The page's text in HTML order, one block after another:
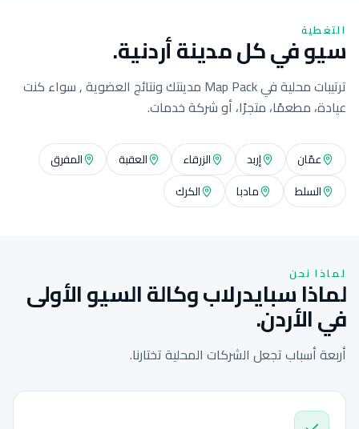
التغطية
سيو في كل مدينة أردنية.
ترتيبات محلية في Map Pack مدينتك ونتائج العضوية , سواء كنت
عيادة، مطعمًا، متجرًا، أو شركة خدمات.
عمّان إربد الزرقاء العقبة
المفرق
السلط
مادبا الكرك
لماذا نحن
لماذا سبايدرلاب وكالة السيو الأولى
في الأردن.
أربعة أسباب تجعل الشركات المحلية تختارنا.